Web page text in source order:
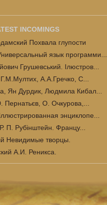
INCOMINGS
Похвала глупости
язык программи...
Грушевський. Ілюстров...
А.А.Гречко, С...
Ян Дурдик, Людмила Кибал...
Пернатьєв, О. Очкурова,...
энциклопе...
П. Рубінштейн. Францу...
Невидимые творцы.
А.И. Реникса.